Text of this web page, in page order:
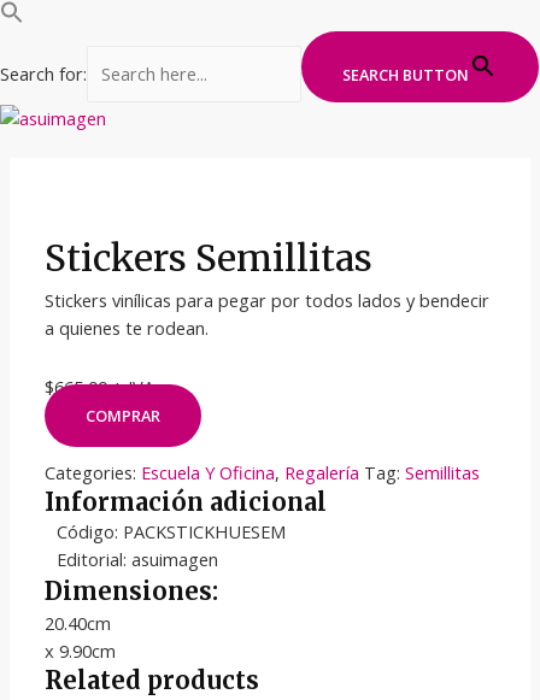
Search for: SEARCH BUTTON
Ir
Stickers Semillitas
Stickers vinílicas para pegar por todos lados y bendecir
a quienes te rodean.
$665,00 + IVA
COMPRAR
Categories: Escuela Y Oficina, Regalería Tag:Semillitas
Información adicional
Código: PACKSTICKHUESEM
Editorial: asuimagen
Dimensiones:
20.40cm
x 9.90cm
Related products